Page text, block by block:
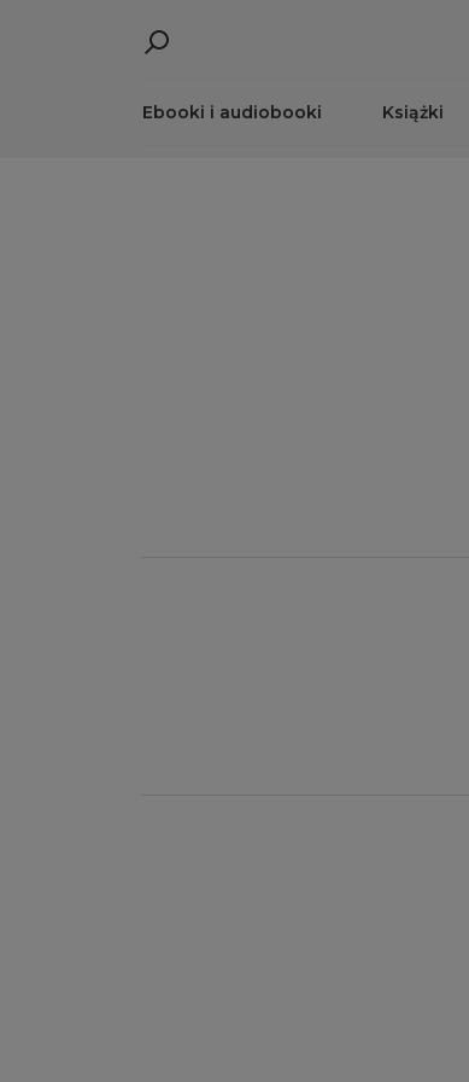
Ebooki i audiobooki Książki